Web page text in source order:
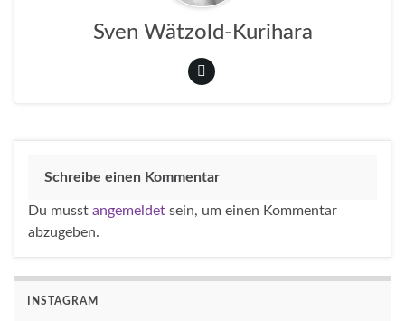
Sven Wätzold-Kurihara
Schreibe einen Kommentar
Du musst angemeldet sein, um einen Kommentar
abzugeben.
INSTAGRAM